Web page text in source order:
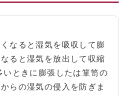
なると湿気を吸収して膨
ると湿気を放出して収縮
いときに膨張したは箪笥の
らの湿気の侵入を防ぎま